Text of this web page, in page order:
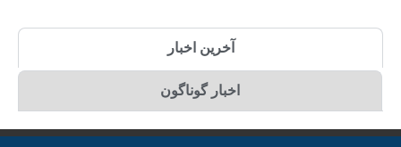
آخرین اخبار
اخبار گوناگون